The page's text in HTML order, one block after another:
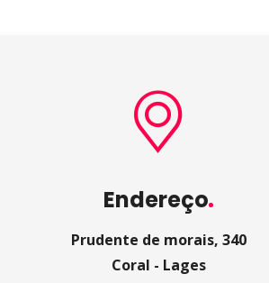
Endereço
Prudente de morais, 340
Coral - Lages